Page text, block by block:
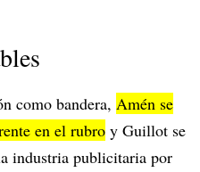
como bandera, Amén se
en el rubro y Guillot se
industria publicitaria por